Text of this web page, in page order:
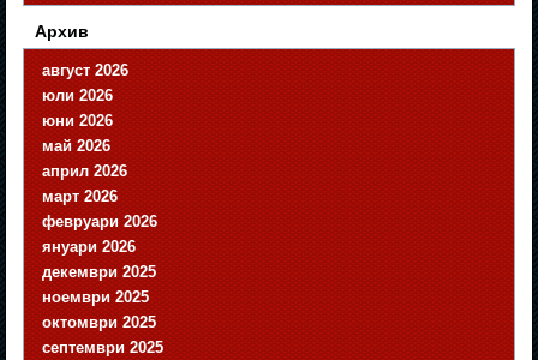
Архив
август 2026
юли 2026
юни 2026
май 2026
април 2026
март 2026
февруари 2026
януари 2026
декември 2025
ноември 2025
октомври 2025
септември 2025